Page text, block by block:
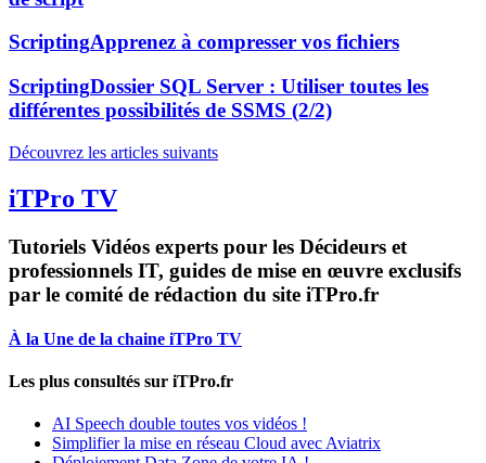
ScriptingApprenez à compresser vos fichiers
ScriptingDossier SQL Server : Utiliser toutes les
différentes possibilités de SSMS (2/2)
Découvrez les articles suivants
iTPro TV
Tutoriels Vidéos experts pour les Décideurs et
professionnels IT, guides de mise en œuvre exclusifs
par le comité de rédaction du site iTPro.fr
À la Une de la chaine iTPro TV
Les plus consultés sur iTPro.fr
AI Speech double toutes vos vidéos !
Simplifier la mise en réseau Cloud avec Aviatrix